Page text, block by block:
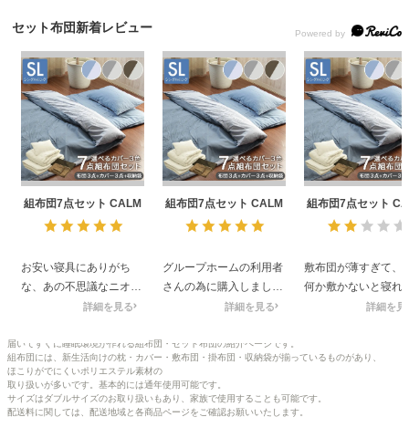
ファブリック
カーテン
ラグ
収納用品
生活用品
セット布団新着レビュー
組布団7点セット CALM
詳細を見る
お安い寝具にありがち
な、あの不思議なニオイ
が全く無くて、本体もカ
た。色のセンスも良く
て、本当に買って良かっ
た。子どもの帰省用にし
ています。
組布団7点セット CALM
詳細を見る
グループホームの利用者
さんの為に購入しまし
た。現金が少なくても新
あげれました。有難うご
ざいます
組布団7点セット
詳細を見
敷布団が薄すぎて、
何か敷かないと寝れ
い。また、素材の問
鼻水が出てくる。
届いてすぐに睡眠環境が作れる組布団・セット布団の紹介ページです。
組布団には、新生活向けの枕・カバー・敷布団・掛布団・収納袋が揃っているものがあり、
ほこりがでにくいポリエステル素材の
取り扱いが多いです。基本的には通年使用可能です。
サイズはダブルサイズのお取り扱いもあり、家族で使用することも可能です。
配送料に関しては、配送地域と各商品ページをご確認お願いいたします。